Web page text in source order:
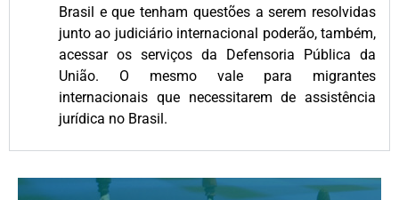
Brasil e que tenham questões a serem resolvidas
junto ao judiciário internacional poderão, também,
acessar os serviços da Defensoria Pública da
União. O mesmo vale para migrantes
internacionais que necessitarem de assistência
jurídica no Brasil.